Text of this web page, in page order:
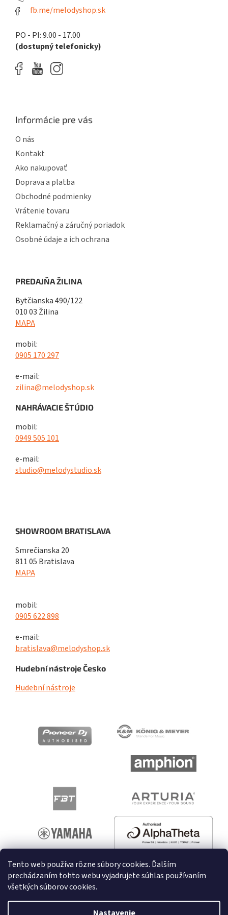
Tento web používa rôzne súbory cookies. Ďalším
prechádzaním tohto webu vyjadrujete súhlas používaním
všetkých súborov cookies.
fb.me/melodyshop.sk
PO - PI: 9.00 - 17.00
(dostupný telefonicky)
Informácie pre vás
O nás
Kontakt
Ako nakupovať
Doprava a platba
Obchodné podmienky
Vrátenie tovaru
Reklamačný a záručný poriadok
Osobné údaje a ich ochrana
PREDAJŇA ŽILINA
Bytčianska 490/122
010 03 Žilina
MAPA
mobil:
0905 170 297
e-mail:
zilina@melodyshop.sk
NAHRÁVACIE ŠTÚDIO
mobil:
0949 505 101
e-mail:
studio@melodystudio.sk
SHOWROOM BRATISLAVA
Smrečianska 20
811 05 Bratislava
MAPA
mobil:
0905 622 898
e-mail:
bratislava@melodyshop.sk
Hudební nástroje Česko
Hudební nástroje
Vytvoril Shoptet